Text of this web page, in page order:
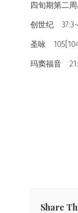
四旬期第二
创世纪 37:3-
圣咏
玛窦福音
Share